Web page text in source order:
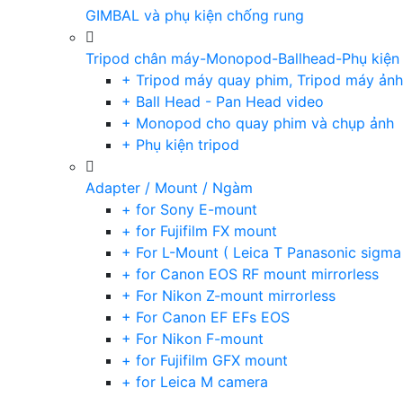
GIMBAL và phụ kiện chống rung
Tripod chân máy-Monopod-Ballhead-Phụ kiện
+ Tripod máy quay phim, Tripod máy
+ Ball Head - Pan Head video
+ Monopod cho quay phim và chụp ảnh
+ Phụ kiện tripod
Adapter / Mount / Ngàm
+ for Sony E-mount
+ for Fujifilm FX mount
+ For L-Mount ( Leica T Panasonic
+ for Canon EOS RF mount mirrorless
+ For Nikon Z-mount mirrorless
+ For Canon EF EFs EOS
+ For Nikon F-mount
+ for Fujifilm GFX mount
+ for Leica M camera